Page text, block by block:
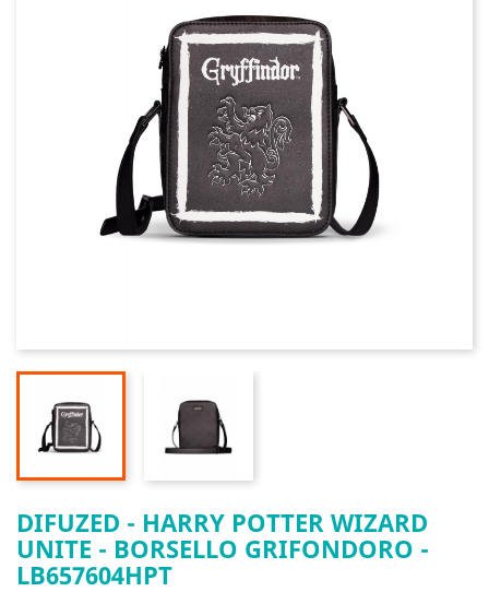
DIFUZED - HARRY POTTER WIZARD
UNITE - BORSELLO GRIFONDORO -
LB657604HPT